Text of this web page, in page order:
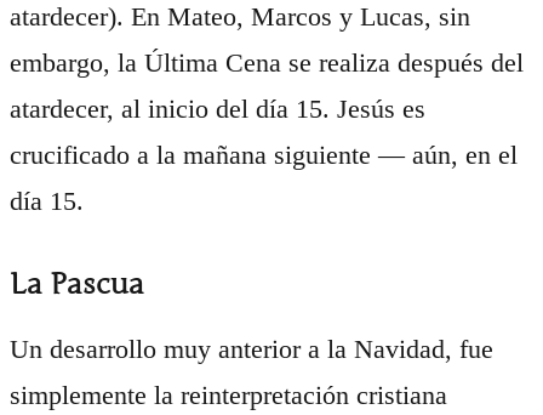
atardecer). En Mateo, Marcos y Lucas, sin
embargo, la Última Cena se realiza después del
atardecer, al inicio del día 15. Jesús es
crucificado a la mañana siguiente — aún, en el
día 15.
La Pascua
Un desarrollo muy anterior a la Navidad, fue
simplemente la reinterpretación cristiana